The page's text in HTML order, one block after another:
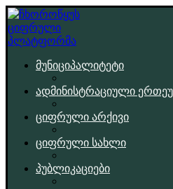
მუნიციპალიტეტი
ადმინისტრაციული
ციფრული არქივი
ციფრული სახლი
პუბლიკაციები